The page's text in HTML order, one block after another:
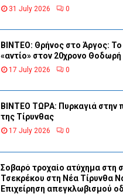
31 July 2026 0
ΒΙΝΤΕΟ: Θρήνος στο Άργος: Το
«αντίο» στον 20χρονο Θοδωρή
17 July 2026 0
ΒΙΝΤΕΟ ΤΩΡΑ: Πυρκαγιά στην
της Τίρυνθας
17 July 2026 0
Σοβαρό τροχαίο ατύχημα στη
Τσεκρέκου στη Νέα Τίρυνθα
Επιχείρηση απεγκλωβισμού